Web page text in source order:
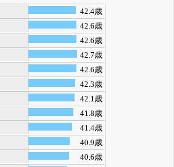
42.4歳
42.6歳
42.6歳
42.7歳
42.6歳
42.3歳
42.1歳
41.8歳
41.4歳
40.9歳
40.6歳